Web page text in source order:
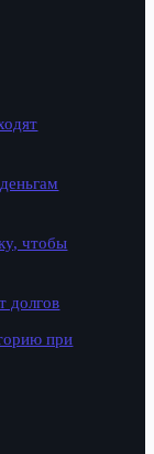
чтобы
долгов
при